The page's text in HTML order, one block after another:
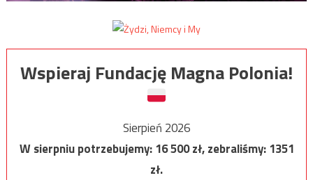
Wspieraj Fundację Magna Polonia!
Sierpień 2026
W sierpniu potrzebujemy:16 500zł, zebraliśmy:1351
zł.